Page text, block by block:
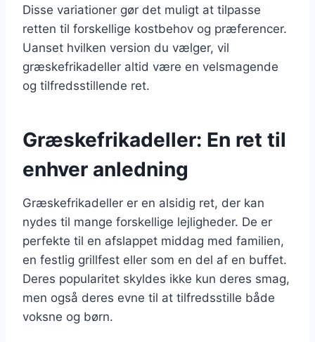
Disse variationer gør det muligt at tilpasse
retten til forskellige kostbehov og præferencer.
Uanset hvilken version du vælger, vil
græskefrikadeller altid være en velsmagende
og tilfredsstillende ret.
Græskefrikadeller: En ret til
enhver anledning
Græskefrikadeller er en alsidig ret, der kan
nydes til mange forskellige lejligheder. De er
perfekte til en afslappet middag med familien,
en festlig grillfest eller som en del af en buffet.
Deres popularitet skyldes ikke kun deres smag,
men også deres evne til at tilfredsstille både
voksne og børn.